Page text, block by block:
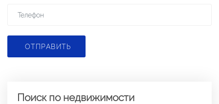
ОТПРАВИТЬ
Поиск по недвижимости